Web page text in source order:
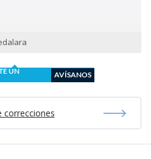
UN
AVÍSANOS
correcciones